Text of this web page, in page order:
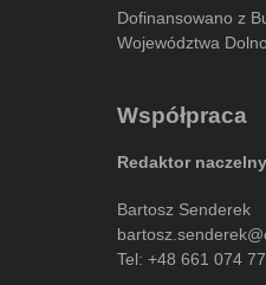
Dofinansowano z
Województwa
Współpraca
Redaktor naczelny
Bartosz Senderek
Tel: +48 661 074